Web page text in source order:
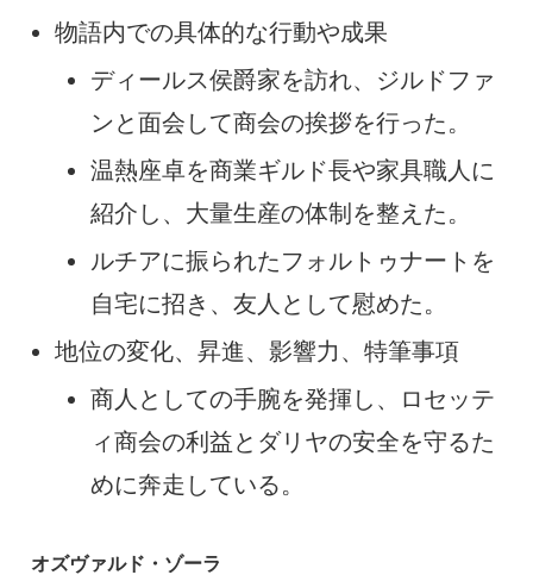
物語内での具体的な行動や成果
ディールス侯爵家を訪れ、ジルドファ
ンと面会して商会の挨拶を行った。
温熱座卓を商業ギルド長や家具職人に
紹介し、大量生産の体制を整えた。
ルチアに振られたフォルトゥナートを
自宅に招き、友人として慰めた。
地位の変化、昇進、影響力、特筆事項
商人としての手腕を発揮し、ロセッテ
ィ商会の利益とダリヤの安全を守るた
めに奔走している。
オズヴァルド・ゾーラ